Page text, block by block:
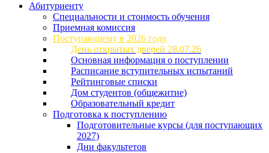
Абитуриенту
Специальности и стоимость обучения
Приемная комиссия
Поступающему в 2026 году
День открытых дверей 28.07.26
Основная информация о поступлении
Расписание вступительных испытаний
Рейтинговые списки
Дом студентов (общежитие)
Образовательный кредит
Подготовка к поступлению
Подготовительные курсы (для поступающих
2027)
Дни факультетов